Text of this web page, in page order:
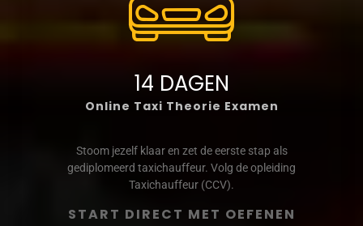
14 DAGEN
Online Taxi Theorie Examen
Stoom jezelf klaar en zet de eerste stap als
gediplomeerd taxichauffeur. Volg de opleiding
Taxichauffeur (CCV).
START DIRECT MET OEFENEN